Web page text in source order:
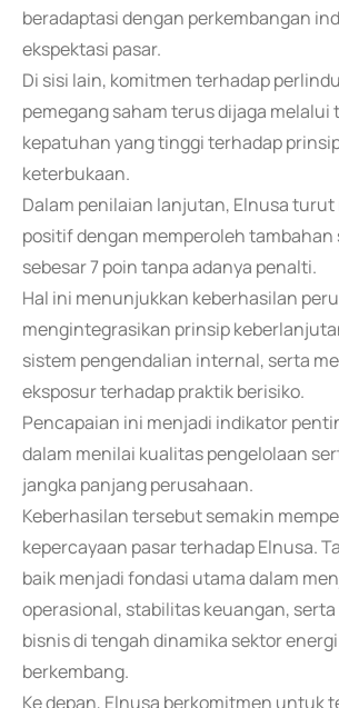
beradaptasi dengan perkembangan
ekspektasi pasar.
Di sisi lain, komitmen terhadap
pemegang saham terus dijaga melalui
kepatuhan yang tinggi terhadap
keterbukaan.
Dalam penilaian lanjutan, Elnusa
positif dengan memperoleh tambahan
sebesar 7 poin tanpa adanya penalti.
Hal ini menunjukkan keberhasilan
mengintegrasikan prinsip
sistem pengendalian internal, serta
eksposur terhadap praktik berisiko.
Pencapaian ini menjadi indikator
dalam menilai kualitas pengelolaan
jangka panjang perusahaan.
Keberhasilan tersebut semakin
kepercayaan pasar terhadap Elnusa.
baik menjadi fondasi utama dalam
operasional, stabilitas keuangan,
bisnis di tengah dinamika sektor
berkembang.
Ke depan, Elnusa berkomitmen untuk